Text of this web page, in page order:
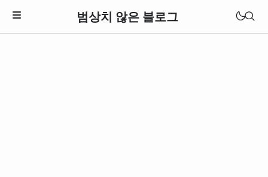
범상치 않은 블로그